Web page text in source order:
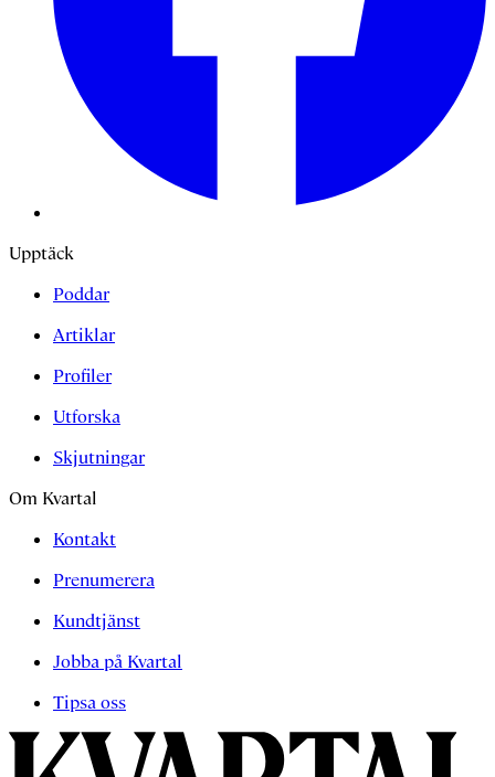
Upptäck
Poddar
Artiklar
Profiler
Utforska
Skjutningar
Om Kvartal
Kontakt
Prenumerera
Kundtjänst
Jobba på Kvartal
Tipsa oss